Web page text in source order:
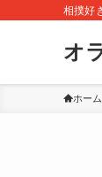
相撲好
オ
ホーム